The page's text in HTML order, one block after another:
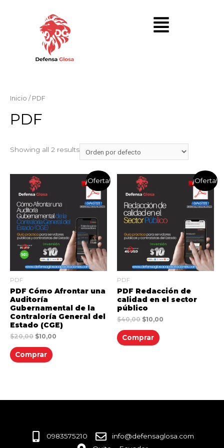
Inicio / PDF
PDF
Showing all 2 results
¡Oferta!
PDF
PDF Cómo Afrontar una
Auditoría
Gubernamental de la
Contraloría General del
Estado (CGE)
$20,00 $10,00
Comprar
¡Oferta!
PDF
PDF Redacción de
calidad en el sector
público
$40,00 $10,00
Comprar
0983575210
info@defensaglosa.com